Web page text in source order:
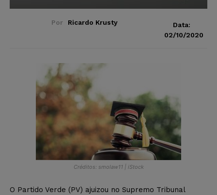
Por Ricardo Krusty
Data:
02/10/2020
Créditos: smolaw11 | iStock
O Partido Verde (PV) ajuizou no Supremo Tribunal